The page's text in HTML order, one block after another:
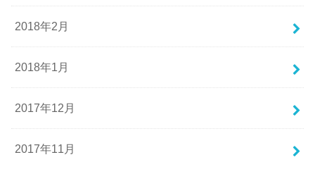
2018年2月
2018年1月
2017年12月
2017年11月